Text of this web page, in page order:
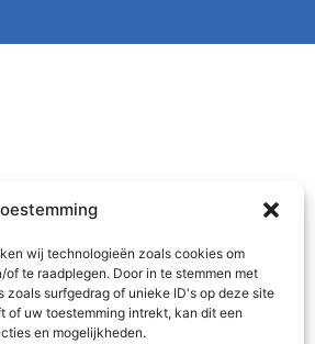
wij technologieën zoals cookies om
te raadplegen. Door in te stemmen met
surfgedrag of unieke ID's op deze site
of uw toestemming intrekt, kan dit een
en mogelijkheden.